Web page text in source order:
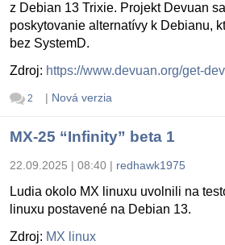
z Debian 13 Trixie. Projekt Devuan
poskytovanie alternatívy k Debianu,
bez SystemD.
Zdroj: https://www.devuan.org/get-
2 | Nová verzia
MX-25 “Infinity” beta 1
22.09.2025 | 08:40 | redhawk1975
Ludia okolo MX linuxu uvolnili na
linuxu postavené na Debian 13.
Zdroj: MX linux